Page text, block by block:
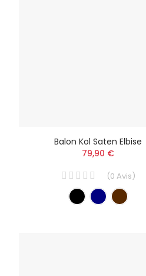
Balon Kol Saten Elbise
79,90 €
(0 Avis)